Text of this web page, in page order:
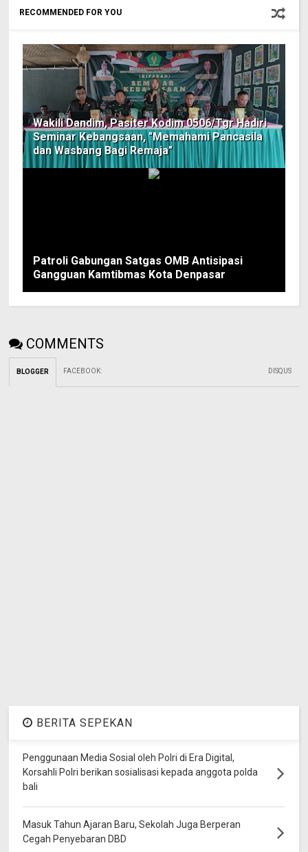
RECOMMENDED FOR YOU
Wakili Dandim, Pasiter Kodim 0506/Tgr Hadiri
Seminar Kebangsaan, "Memahami Pancasila
dan Wasbang Bagi Remaja"
Patroli Gabungan Satgas OMB Antisipasi
Gangguan Kamtibmas Kota Denpasar
COMMENTS
BLOGGER FACEBOOK: DISQUS
BERITA SEPEKAN
Penggunaan Media Sosial oleh Polri di Era Digital,
Korsahli Polri berikan sosialisasi kepada anggota polda
bali
Masuk Tahun Ajaran Baru, Sekolah Juga Berperan
Cegah Penyebaran DBD